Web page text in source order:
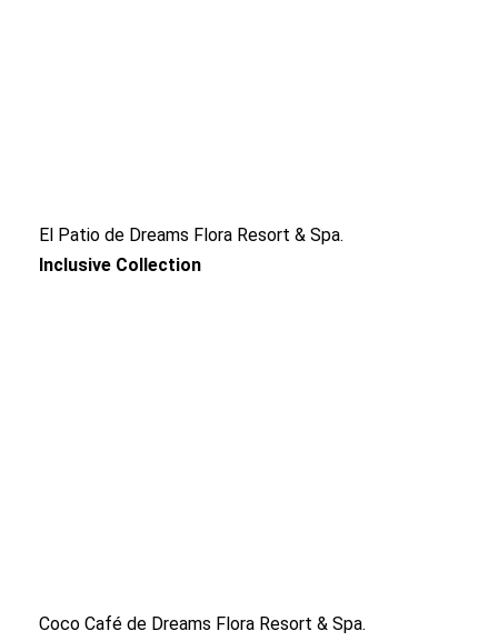
El Patio de Dreams Flora Resort & Spa.
Inclusive Collection
Coco Café de Dreams Flora Resort & Spa.